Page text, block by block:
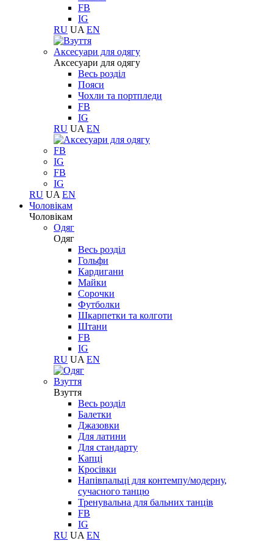
FB
IG
RU UA EN
Aксесуари для одягу
Aксесуари для одягу
Весь розділ
Пояси
Чохли та портпледи
FB
IG
RU UA EN
FB
IG
FB
IG
RU UA EN
Чоловікам
Чоловікам
Одяг
Одяг
Весь розділ
Гольфи
Кардигани
Майки
Сорочки
Футболки
Шкарпетки та колготи
Штани
FB
IG
RU UA EN
Взуття
Взуття
Весь розділ
Балетки
Джазовки
Для латини
Для стандарту
Капці
Кросівки
Напівпальці для контемпу/модерну,
сучасного танцю
Тренувальна для бальних танців
FB
IG
RU UA EN